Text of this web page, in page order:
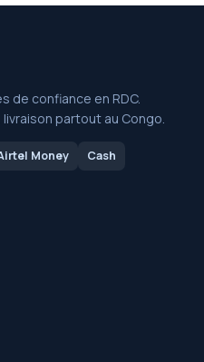
de confiance en RDC.
partout au Congo.
Money Cash